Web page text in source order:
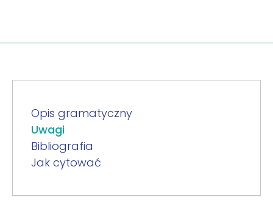
Opis gramatyczny
Uwagi
Bibliografia
Jak cytować